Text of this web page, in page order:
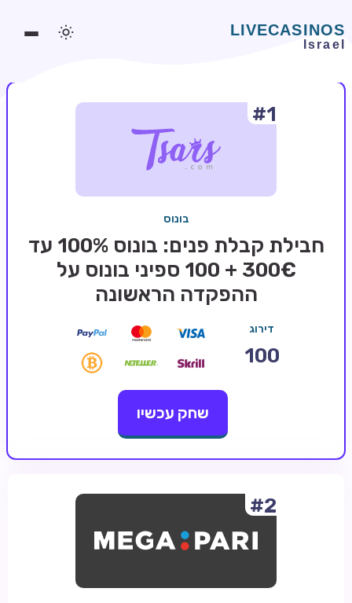
משחקים אונליין
בלאקג'ק אונליין
בונוסים בקזינו אונליין
#1
בונוס
חבילת קבלת פנים: בונוס 100% עד
300€ + 100 ספיני בונוס על
ההפקדה הראשונה
דירוג
100
שחק עכשיו
#2